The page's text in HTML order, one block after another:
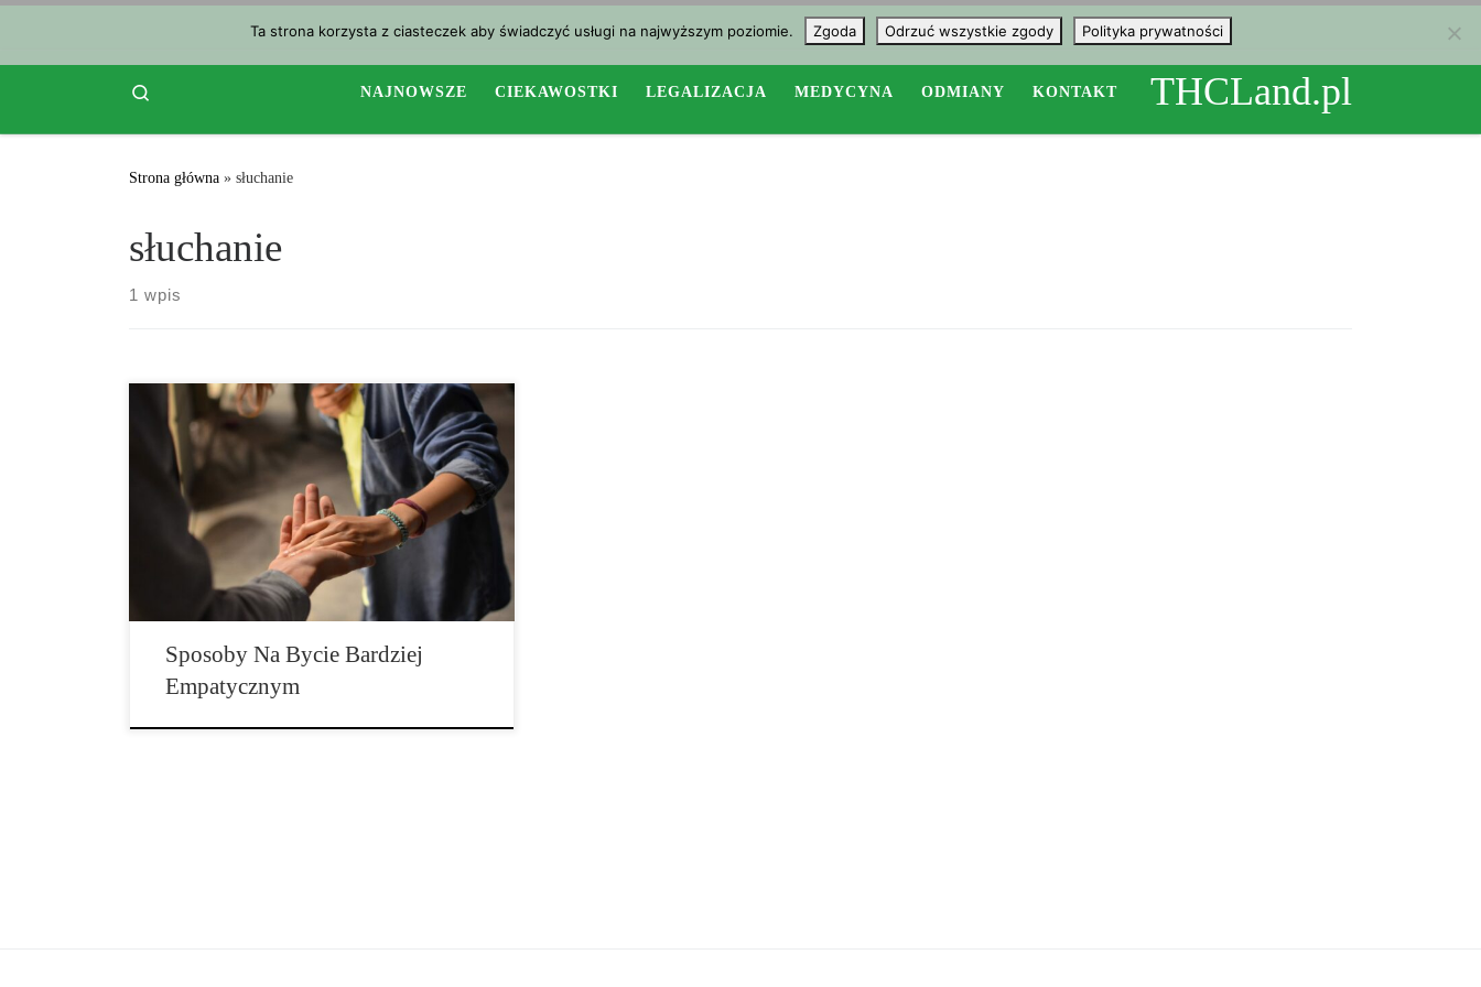
THCLand.pl
NAJNOWSZE CIEKAWOSTKI LEGALIZACJA MEDYCYNA ODMIANY KONTAKT
Strona główna » słuchanie
słuchanie
1 wpis
Pięć sposobów na bycie bardziej empatycznym.
Empatia to słowo, które jest często nadużywane. Jest
to słowo, które konkretnie oznacza odczuwanie czegoś,
co odczuwa inna osoba (tj. postawienie się na miejscu
drugiej osoby). Podczas gdy litowanie się nad czyimiś
problemami jest […]
Sposoby Na Bycie Bardziej
Empatycznym
Ta strona korzysta z ciasteczek aby świadczyć usługi na najwyższym poziomie. Zgoda Odrzuć wszystkie zgody Polityka prywatności